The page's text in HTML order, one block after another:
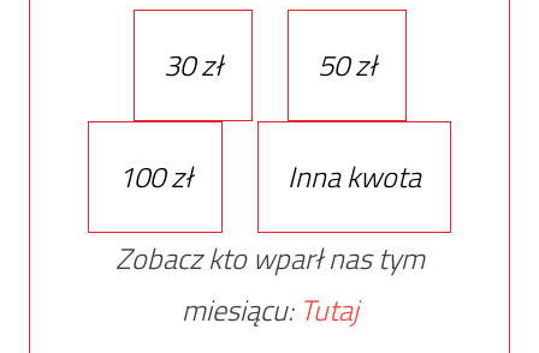
30 zł 50 zł
100 zł
Inna kwota
Zobacz kto wparł nas tym
miesiącu: Tutaj